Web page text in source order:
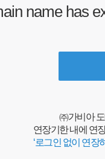
name has
㈜가비아
연장기한 내에 연
‘로그인 없이 연장